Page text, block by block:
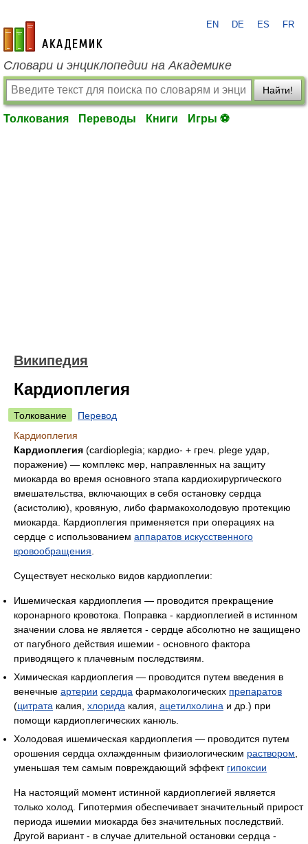
academic.ru
EN DE ES FR
Словари и энциклопедии на Академике
Найти!
Толкования Переводы Книги Игры ⚽
Википедия
Кардиоплегия
Толкование
Перевод
Кардиоплегия
Кардиоплегия (cardioplegia; кардио- + греч. plege удар,
поражение) — комплекс мер, направленных на защиту
миокарда во время основного этапа кардиохирургического
вмешательства, включающих в себя остановку сердца
(асистолию), кровяную, либо фармакохолодовую протекцию
миокарда. Кардиоплегия применяется при операциях на
сердце с использованием аппаратов искусственного
кровообращения
Существует несколько видов кардиоплегии:
Ишемическая кардиоплегия — проводится прекращение
коронарного кровотока. Поправка - кардиоплегией в истинном
значении слова не является - сердце абсолютно не защищено
от пагубного действия ишемии - основного фактора
приводящего к плачевным последствиям.
Химическая кардиоплегия — проводится путем введения в
венечные артерии сердца фармакологических препаратов
(цитрата калия, хлорида калия, ацетилхолина и др.) при
помощи кардиоплегических канюль.
Холодовая ишемическая кардиоплегия — проводится путем
орошения сердца охлажденным физиологическим раствором
уменьшая тем самым повреждающий эффект гипоксии
На настоящий момент истинной кардиоплегией является
только холод. Гипотермия обеспечивает значительный прирост
периода ишемии миокарда без значительных последствий.
Другой вариант - в случае длительной остановки сердца -